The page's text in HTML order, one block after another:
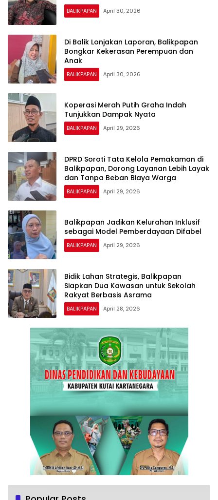
BALIKPAPAN April 30, 2026
Di Balik Lonjakan Laporan, Balikpapan
Bongkar Kekerasan Perempuan dan
Anak
BALIKPAPAN April 30, 2026
Koperasi Merah Putih Graha Indah
Tunjukkan Dampak Nyata
BALIKPAPAN April 29, 2026
DPRD Soroti Tata Kelola Pemakaman di
Balikpapan, Dorong Layanan Lebih Layak
dan Tanpa Beban Biaya Warga
BALIKPAPAN April 29, 2026
Balikpapan Jadikan Kelurahan Inklusif
sebagai Model Pemberdayaan Difabel
BALIKPAPAN April 29, 2026
Bidik Lahan Strategis, Balikpapan
Siapkan Dua Kawasan untuk Sekolah
Rakyat Berbasis Asrama
BALIKPAPAN April 28, 2026